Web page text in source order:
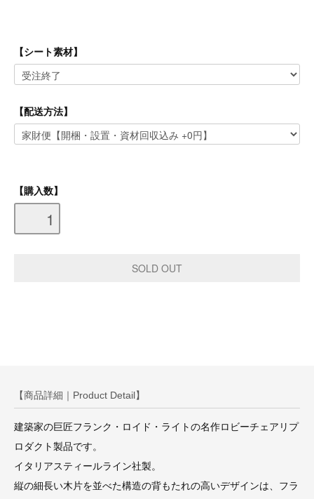
【シート素材】
【配送方法】
【購入数】
【商品詳細｜Product Detail】
建築家の巨匠フランク・ロイド・ライトの名作ロビーチェアリプ
ロダクト製品です。
イタリアスティールライン社製。
縦の細長い木片を並べた構造の背もたれの高いデザインは、フラ